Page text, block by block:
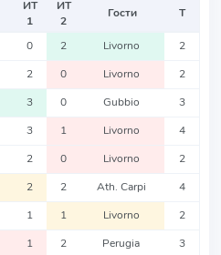
ИТ
1
ИТ
2
Гости Т
0 2 Livorno 2
2 0 Livorno 2
3 0 Gubbio 3
3 1 Livorno 4
2 0 Livorno 2
2 2 Ath. Carpi 4
1 1 Livorno 2
1 2 Perugia 3